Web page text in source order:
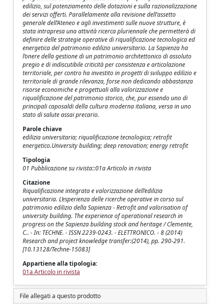
edilizio, sul potenziamento delle dotazioni e sulla razionalizzazione
dei servizi offerti. Parallelamente alla revisione dell’assetto
generale dell’Ateneo e agli investimenti sulle nuove strutture, è
stata intrapresa una attività ricerca pluriennale che permetterà di
definire delle strategie operative di riqualificazione tecnologica ed
energetica del patrimonio edilizio universitario. La Sapienza ha
l’onere della gestione di un patrimonio architettonico di assoluto
pregio e di indiscutibile criticità per consistenza e articolazione
territoriale, per contro ha investito in progetti di sviluppo edilizio e
territoriale di grande rilevanza, forse non dedicando abbastanza
risorse economiche e progettuali alla valorizzazione e
riqualificazione del patrimonio storico, che, pur essendo uno di
principali caposaldi della cultura moderna italiana, versa in uno
stato di salute assai precario.
Parole chiave
edilizia universitaria; riqualificazione tecnologica; retrofit
energetico.University building; deep renovation; energy retrofit
Tipologia
01 Pubblicazione su rivista::01a Articolo in rivista
Citazione
Riqualificazione integrata e valorizzazione dell’edilizia
universitaria. L’esperienza delle ricerche operative in corso sul
patrimonio edilizio della Sapienza - Retrofit and valorisation of
university building. The experience of operational research in
progress on the Sapienza building stock and heritage / Clemente,
C.. - In: TECHNE. - ISSN 2239-0243. - ELETTRONICO. - 8 (2014)
Research and project knowledge transfer:(2014), pp. 290-291.
[10.13128/Techne-15083]
Appartiene alla tipologia:
01a Articolo in rivista
File allegati a questo prodotto